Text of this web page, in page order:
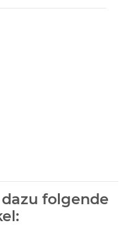
folgende